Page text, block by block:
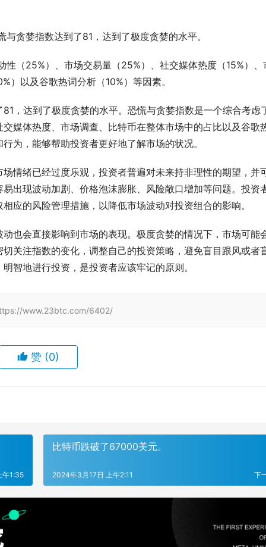
贪婪指数达到了81，达到了极度贪婪的水平。
（25%）、市场交易量（25%）、社交媒体热度（15%）、
）以及谷歌热词分析（10%）等因素。
，达到了极度贪婪的水平。恐慌与贪婪指数是一个综合考虑
媒体热度、市场调查、比特币在整体市场中的占比以及谷歌
为，能够帮助投资者更好地了解市场的状况。
情绪已经过度乐观，投资者普遍对未来持非理性的期望，并
出现波动加剧、价格泡沫膨胀、风险敞口增加等问题。投资
应的风险管理措施，以降低市场波动对投资组合的影响。
也会直接影响到市场的表现。极度贪婪的情况下，市场可能
关注指数的变化，调整自己的投资策略，避免盲目跟风或者
智地进行投资，是投资者应该牢记的原则。
www.23btc.com/6402/
赞 (0)
午1:35
比特币跌破了67000美元。
下
2024年3月17日 上午2:11